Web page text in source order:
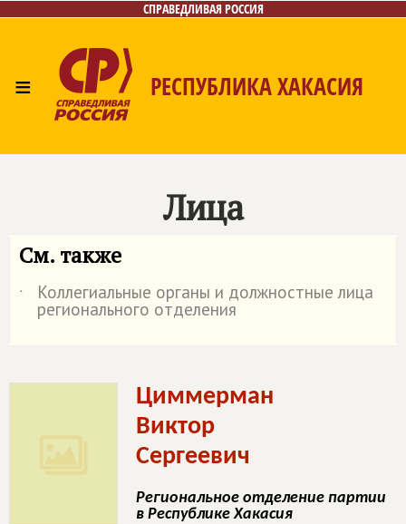
СПРАВЕДЛИВАЯ РОССИЯ
≡ РЕСПУБЛИКА ХАКАСИЯ
Контакты
Лица
См. также
˙ Коллегиальные органы и должностные лица
регионального отделения
Циммерман
Виктор
Сергеевич
Региональное отделение партии
в Республике Хакасия